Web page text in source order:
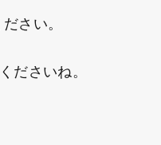
さい。
ださいね。